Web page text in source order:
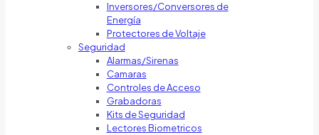
Inversores/Conversores de
Energía
Protectores de Voltaje
Seguridad
Alarmas/Sirenas
Camaras
Controles de Acceso
Grabadoras
Kits de Seguridad
Lectores Biometricos